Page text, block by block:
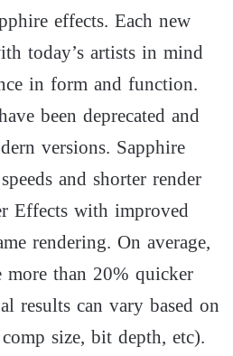
effects. Each new
today’s artists in mind
in form and function.
been deprecated and
versions. Sapphire
and shorter render
Effects with improved
rendering. On average,
more than 20% quicker
results can vary based on
size, bit depth, etc).